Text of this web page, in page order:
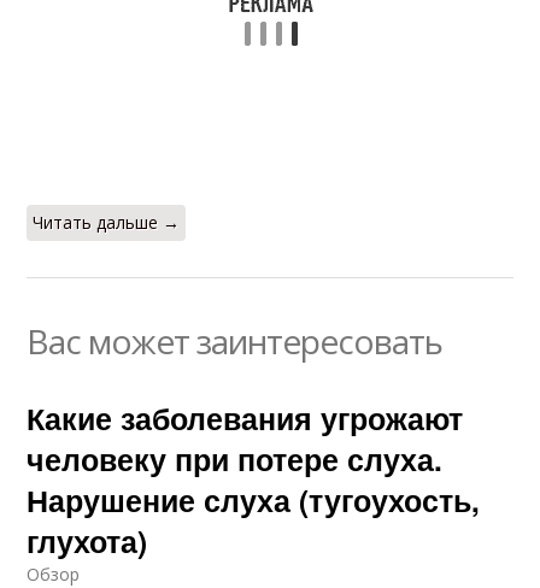
Читать дальше →
Вас может заинтересовать
Какие заболевания угрожают
человеку при потере слуха.
Нарушение слуха (тугоухость,
глухота)
Обзор